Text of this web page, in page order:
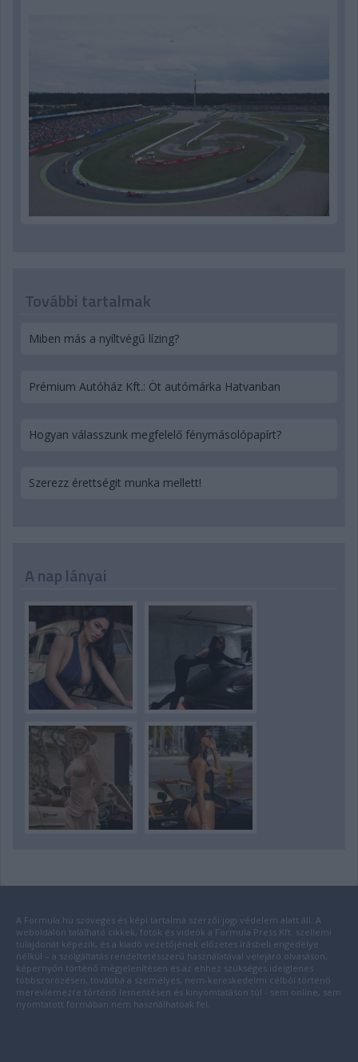
További tartalmak
Miben más a nyíltvégű lízing?
Prémium Autóház Kft.: Öt autómárka Hatvanban
Hogyan válasszunk megfelelő fénymásolópapírt?
Szerezz érettségit munka mellett!
A nap lányai
A Formula.hu szöveges és képi tartalma szerzői jogi védelem alatt áll. A
weboldalon található cikkek, fotók és videók a Formula Press Kft. szellemi
tulajdonát képezik, és a kiadó vezetőjének előzetes írásbeli engedélye
nélkül – a szolgáltatás rendeltetésszerű használatával velejáró olvasáson,
képernyőn történő megjelenítésen és az ehhez szükséges ideiglenes
többszörözésen, továbbá a személyes, nem-kereskedelmi célból történő
merevlemezre történő lementésen és kinyomtatáson túl - sem online, sem
nyomtatott formában nem használhatóak fel.